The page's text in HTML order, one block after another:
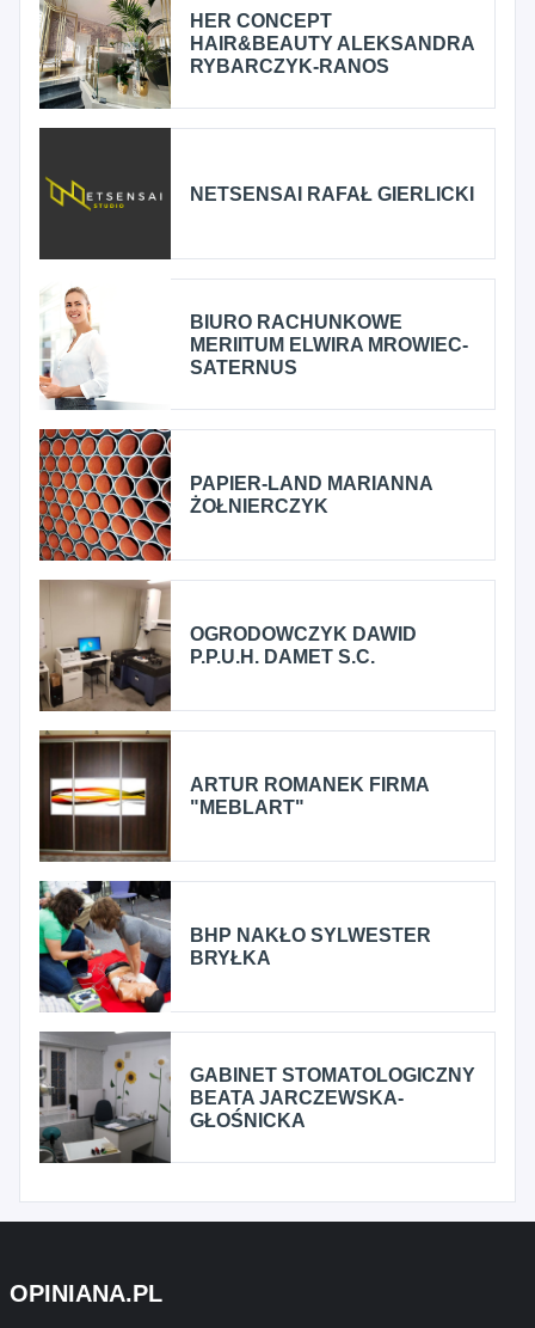
HER CONCEPT
HAIR&BEAUTY ALEKSANDRA
RYBARCZYK-RANOS
NETSENSAI RAFAŁ GIERLICKI
BIURO RACHUNKOWE
MERIITUM ELWIRA MROWIEC-
SATERNUS
PAPIER-LAND MARIANNA
ŻOŁNIERCZYK
OGRODOWCZYK DAWID
P.P.U.H. DAMET S.C.
ARTUR ROMANEK FIRMA
"MEBLART"
BHP NAKŁO SYLWESTER
BRYŁKA
GABINET STOMATOLOGICZNY
BEATA JARCZEWSKA-
GŁOŚNICKA
OPINIANA.PL